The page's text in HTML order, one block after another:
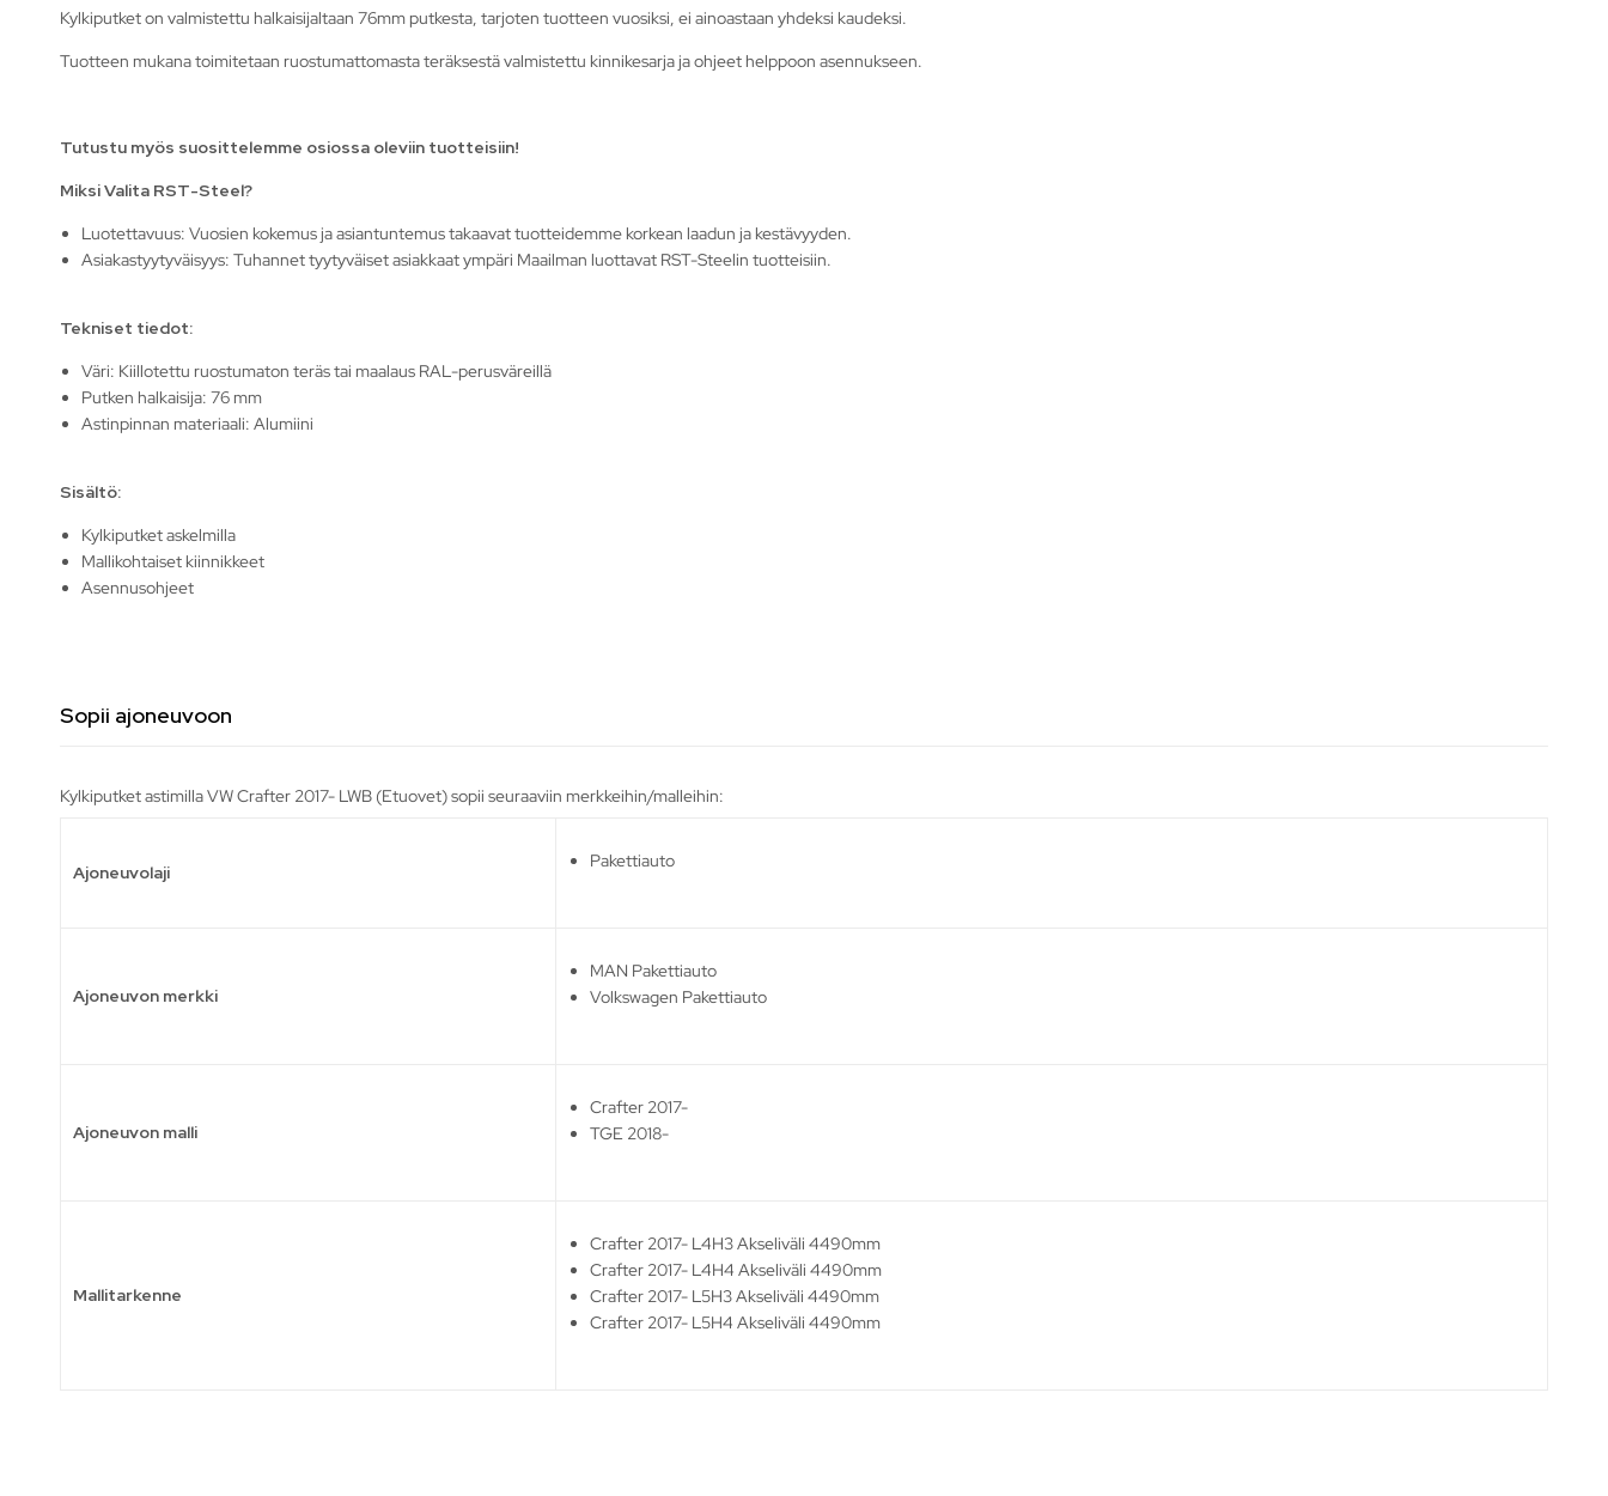
Kylkiputket on valmistettu halkaisijaltaan 76mm putkesta, tarjoten tuotteen vuosiksi, ei ainoastaan yhdeksi kaudeksi.
Tuotteen mukana toimitetaan ruostumattomasta teräksestä valmistettu kinnikesarja ja ohjeet helppoon asennukseen.
Tutustu myös suosittelemme osiossa oleviin tuotteisiin!
Miksi Valita RST-Steel?
Luotettavuus: Vuosien kokemus ja asiantuntemus takaavat tuotteidemme korkean laadun ja kestävyyden.
Asiakastyytyväisyys: Tuhannet tyytyväiset asiakkaat ympäri Maailman luottavat RST-Steelin tuotteisiin.
Tekniset tiedot:
Väri: Kiillotettu ruostumaton teräs tai maalaus RAL-perusväreillä
Putken halkaisija: 76 mm
Astinpinnan materiaali: Alumiini
Sisältö:
Kylkiputket askelmilla
Mallikohtaiset kiinnikkeet
Asennusohjeet
Sopii ajoneuvoon
Kylkiputket astimilla VW Crafter 2017- LWB (Etuovet) sopii seuraaviin merkkeihin/malleihin:
Ajoneuvolaji
Pakettiauto
Ajoneuvon merkki
MAN Pakettiauto
Volkswagen Pakettiauto
Ajoneuvon malli
Crafter 2017-
TGE 2018-
Mallitarkenne
Crafter 2017- L4H3 Akseliväli 4490mm
Crafter 2017- L4H4 Akseliväli 4490mm
Crafter 2017- L5H3 Akseliväli 4490mm
Crafter 2017- L5H4 Akseliväli 4490mm